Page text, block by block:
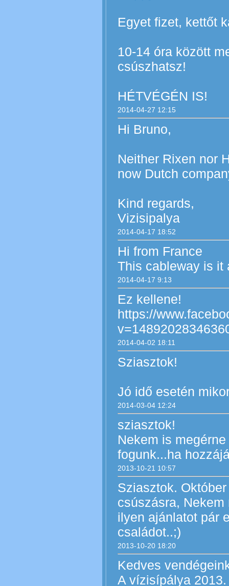
2014-04-27 12:15
Egyet fizet, kettőt
10-14 óra között
csúszhatsz!
HÉTVÉGÉN IS!
2014-04-17 18:52
Hi Bruno,
Neither Rixen nor
now Dutch
Kind regards,
Vizisipalya
2014-04-17 9:13
Hi from France
This cableway is it
2014-04-02 18:11
Ez kellene!
https://
2014-03-04 12:24
Sziasztok!
Jó idő esetén
2013-10-21 10:57
sziasztok!
Nekem is
fogunk...ha
2013-10-20 18:20
Sziasztok.
csúszásra, Nekem
ilyen ajánlatot pár
családot..;)
Kedves
A vízisípálya